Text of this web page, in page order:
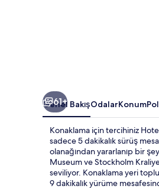
61+
Genel BakışOdalarKonum
Konaklama için tercihiniz
sadece 5 dakikalık sürüş
olanağından yararlanıp bir
Museum ve Stockholm
seviliyor. Konaklama yeri
9 dakikalık yürüme